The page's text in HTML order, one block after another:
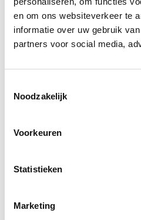
en om ons websiteverkeer te
informatie over uw gebruik
partners voor social media,
Noodzakelijk
Voorkeuren
Statistieken
Marketing
Bron: fd.nl
Boeiend verhaal?
in deze
Vastgoedrecht & Bouwrecht
Vastgoedbeheer
Huurrecht Woonruimte